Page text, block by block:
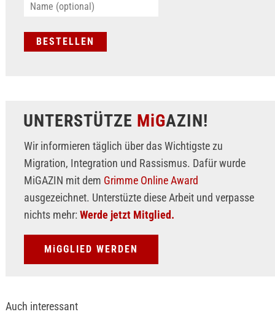
UNTERSTÜTZE MiGAZIN!
Wir informieren täglich über das Wichtigste zu
Migration, Integration und Rassismus. Dafür wurde
MiGAZIN mit dem Grimme Online Award
ausgezeichnet. Unterstüzte diese Arbeit und verpasse
nichts mehr: Werde jetzt Mitglied.
MiGGLIED WERDEN
Auch interessant